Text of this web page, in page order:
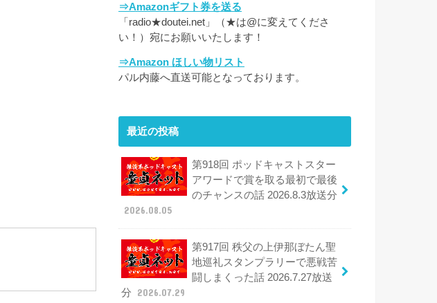
⇒Amazonギフト券を送る
「radio★doutei.net」（★は@に変えてくださ
い！）宛にお願いいたします！
⇒Amazon ほしい物リスト
パル内藤へ直送可能となっております。
最近の投稿
第918回 ポッドキャストスター
アワードで賞を取る最初で最後
のチャンスの話 2026.8.3放送分
2026.08.05
第917回 秩父の上伊那ぼたん聖
地巡礼スタンプラリーで悪戦苦
闘しまくった話 2026.7.27放送
分
2026.07.29